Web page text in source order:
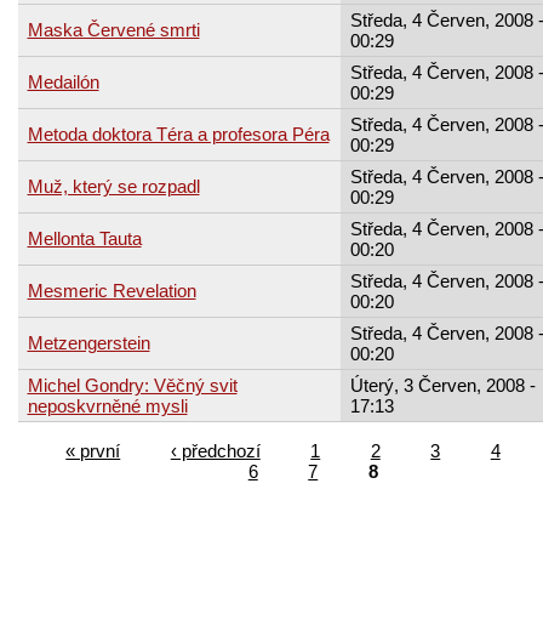
Maska Červené smrti
Středa, 4 Červen, 2008 -
00:29
Medailón
Středa, 4 Červen, 2008 -
00:29
Metoda doktora Téra a profesora Péra
Středa, 4 Červen, 2008 -
00:29
Muž, který se rozpadl
Středa, 4 Červen, 2008 -
00:29
Mellonta Tauta
Středa, 4 Červen, 2008 -
00:20
Mesmeric Revelation
Středa, 4 Červen, 2008 -
00:20
Metzengerstein
Středa, 4 Červen, 2008 -
00:20
Michel Gondry: Věčný svit
neposkvrněné mysli
Úterý, 3 Červen, 2008 -
17:13
« první ‹ předchozí 1 2 3
4
6
7 8